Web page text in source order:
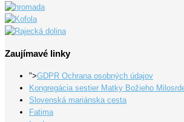
Zaujímavé linky
">GDPR Ochrana osobných údajov
Kongregácia sestier Matky Božieho
Slovenská mariánska cesta
Fatima